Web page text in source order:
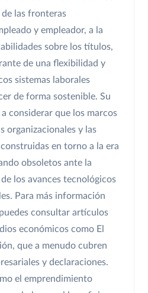
las fronteras
y empleador, a la
sobre los títulos,
de una flexibilidad y
sistemas laborales
de forma sostenible. Su
considerar que los marcos
organizacionales y las
en torno a la era
obsoletos ante la
los avances tecnológicos
Para más información
consultar artículos
económicos como El
que a menudo cubren
y declaraciones.
el emprendimiento